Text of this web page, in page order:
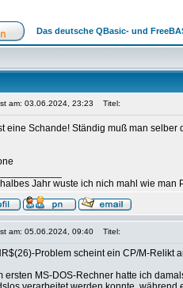
Das deutsche QBasic- und
am: 03.06.2024, 23:23 Titel:
eine Schande! Ständig muß man selber
Jahr wuste ich nich mahl wie man
am: 05.06.2024, 09:40 Titel:
Problem scheint ein CP/M-Relikt
ersten MS-DOS-Rechner hatte ich